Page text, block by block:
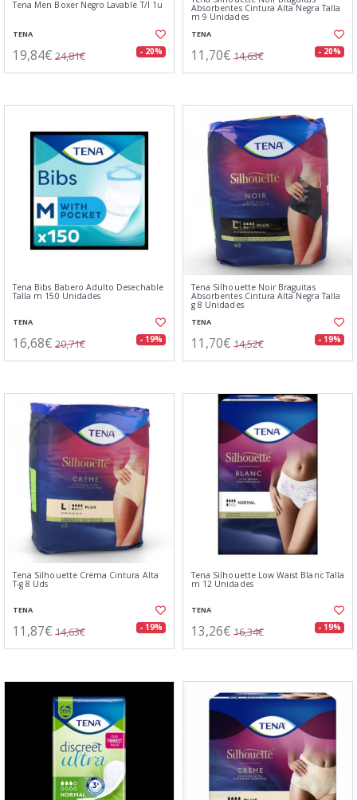
Tena Men Boxer Negro Lavable T/l 1u
TENA
19,84€ 24,81€ - 20%
Absorbentes Cintura Alta Negra Talla
m 9 Unidades
TENA
11,70€ 14,63€ - 20%
Tena Bibs Babero Adulto Desechable
Talla m 150 Unidades
TENA
16,68€ 20,71€ - 19%
Tena Silhouette Noir Braguitas
Absorbentes Cintura Alta Negra Talla
g 8 Unidades
TENA
11,70€ 14,52€ - 19%
Tena Silhouette Crema Cintura Alta
T-g 8 Uds
TENA
11,87€ 14,63€ - 19%
Tena Silhouette Low Waist Blanc Talla
m 12 Unidades
TENA
13,26€ 16,34€ - 19%